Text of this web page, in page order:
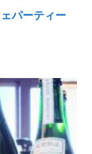
パーティー